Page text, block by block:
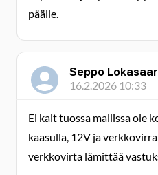
päälle.
Seppo
16.2.2026 10:33
Ei kait tuossa mallissa ole
kaasulla, 12V ja
verkkovirta lämittää